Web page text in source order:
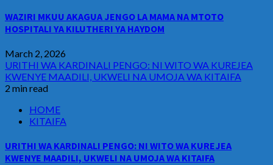
WAZIRI MKUU AKAGUA JENGO LA MAMA NA MTOTO
HOSPITALI YA KILUTHERI YA HAYDOM
March 2, 2026
URITHI WA KARDINALI PENGO: NI WITO WA KUREJEA
KWENYE MAADILI, UKWELI NA UMOJA WA KITAIFA
2 min read
HOME
KITAIFA
URITHI WA KARDINALI PENGO: NI WITO WA KUREJEA
KWENYE MAADILI, UKWELI NA UMOJA WA KITAIFA